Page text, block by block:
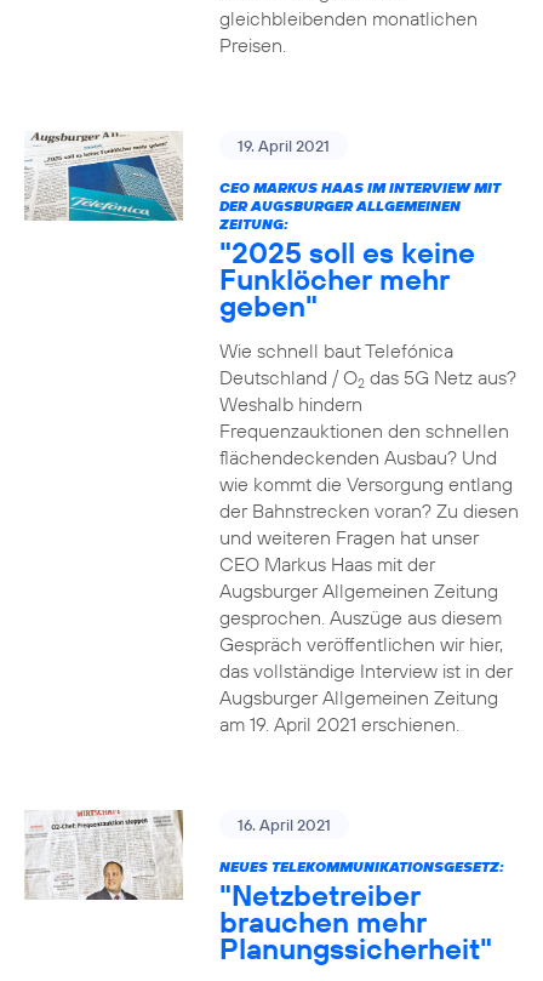
gleichbleibenden monatlichen
Preisen.
19. April 2021
CEO MARKUS HAAS IM INTERVIEW MIT
DER AUGSBURGER ALLGEMEINEN
ZEITUNG:
"2025 soll es keine
Funklöcher mehr
geben"
Wie schnell baut Telefónica
Deutschland / O2das 5G Netz aus?
Weshalb hindern
Frequenzauktionen den schnellen
flächendeckenden Ausbau? Und
wie kommt die Versorgung entlang
der Bahnstrecken voran? Zu diesen
und weiteren Fragen hat unser
CEO Markus Haas mit der
Augsburger Allgemeinen Zeitung
gesprochen. Auszüge aus diesem
Gespräch veröffentlichen wir hier,
das vollständige Interview ist in der
Augsburger Allgemeinen Zeitung
am 19. April 2021 erschienen.
16. April 2021
NEUES TELEKOMMUNIKATIONSGESETZ:
"Netzbetreiber
brauchen mehr
Planungssicherheit"